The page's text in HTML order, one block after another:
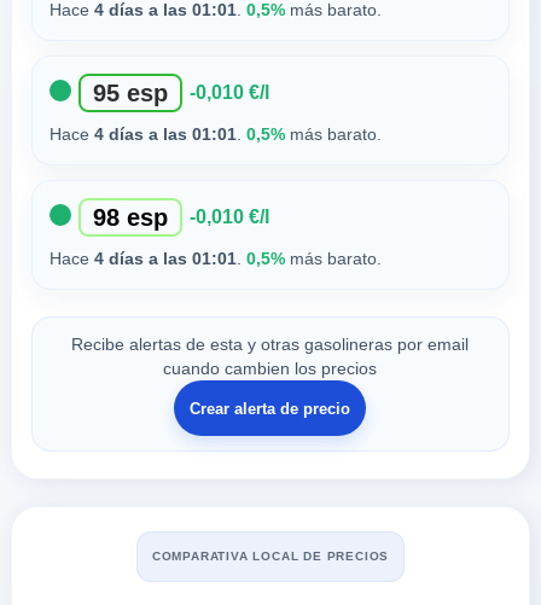
Hace 4 días a las 01:01. 0,5%más barato.
95 esp -0,010 €/l
Hace 4 días a las 01:01. 0,5%más barato.
98 esp -0,010 €/l
Hace 4 días a las 01:01. 0,5%más barato.
Recibe alertas de esta y otras gasolineras por email
cuando cambien los precios
Crear alerta de precio
COMPARATIVA LOCAL DE PRECIOS